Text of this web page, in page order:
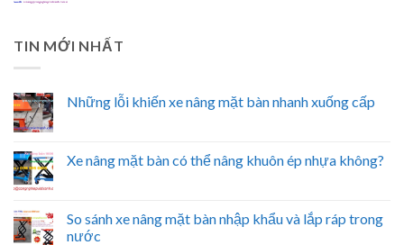
TIN MỚI NHẤT
Những lỗi khiến xe nâng mặt bàn nhanh xuống cấp
Xe nâng mặt bàn có thể nâng khuôn ép nhựa không?
So sánh xe nâng mặt bàn nhập khẩu và lắp ráp trong
nước